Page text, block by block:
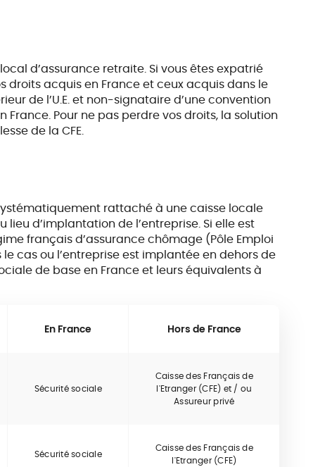
d’assurance retraite. Si vous êtes expatrié
droits acquis en France et ceux acquis dans le
de l’U.E. et non-signataire d’une convention
Pour ne pas perdre vos droits, la solution
de la CFE.
rattaché à une caisse locale
lieu d’implantation de l’entreprise. Si elle est
français d’assurance chômage (Pôle Emploi
cas ou l’entreprise est implantée en dehors de
de base en France et leurs équivalents à
En France Hors de France
Sécurité sociale
Caisse des Français de
l'Etranger (CFE) et / ou
Assureur privé
Sécurité sociale
Caisse des Français de
l'Etranger (CFE)